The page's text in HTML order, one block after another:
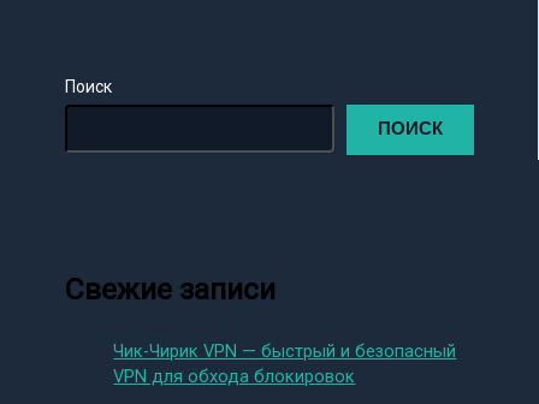
Поиск
ПОИСК
Свежие записи
Чик-Чирик VPN — быстрый и безопасный
VPN для обхода блокировок